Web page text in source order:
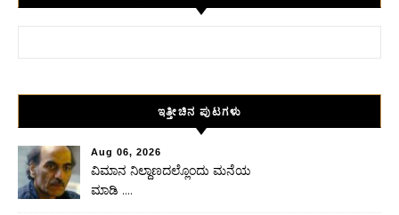
ಇತ್ತೀಚಿನ ಪುಟಗಳು
Aug 06, 2026
ವಿಮಾನ ನಿಲ್ದಾಣದಲ್ಲೊಂದು ಮನೆಯ
ಮಾಡಿ ….